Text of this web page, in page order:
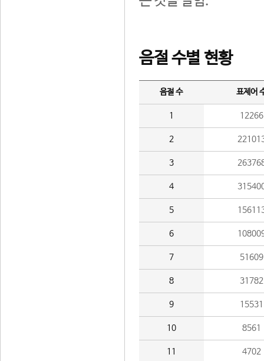
음절 수별 현황
음절 수 표제어
1 12266
2
3
4
5
6
7 51609
8 31782
9 15531
10 8561
11 4702